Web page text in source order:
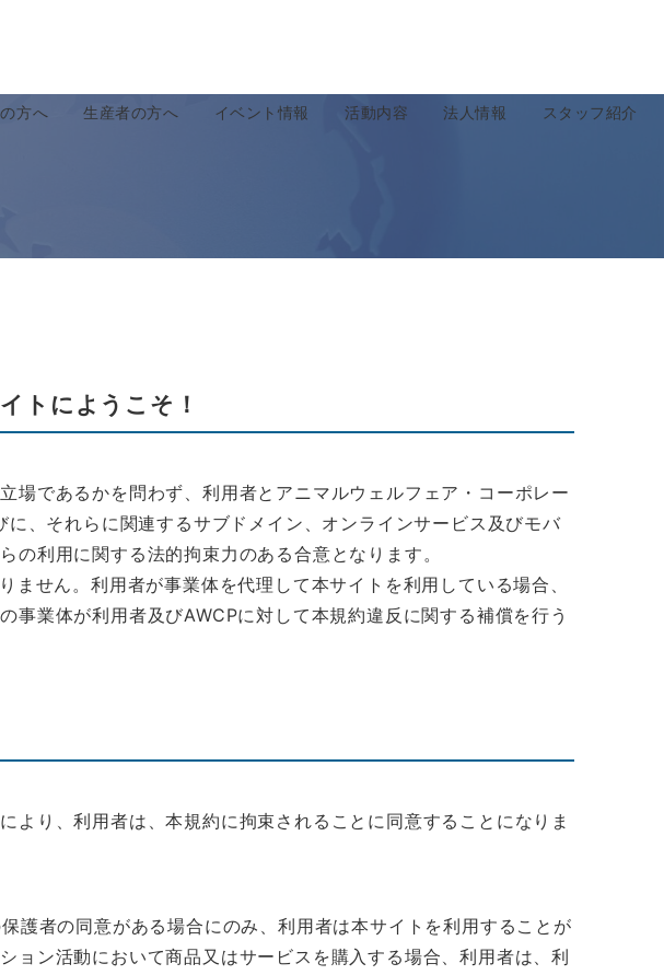
方へ 生産者の方へ イベント情報 活動内容 法人情報 スタッフ紹介
トにようこそ！
場であるかを問わず、利用者とアニマルウェルフェア・コーポレー
に、それらに関連するサブドメイン、オンラインサービス及びモバ
利用に関する法的拘束力のある合意となります。
せん。利用者が事業体を代理して本サイトを利用している場合、
業体が利用者及びAWCPに対して本規約違反に関する補償を行う
り、利用者は、本規約に拘束されることに同意することになりま
護者の同意がある場合にのみ、利用者は本サイトを利用することが
ョン活動において商品又はサービスを購入する場合、利用者は、利